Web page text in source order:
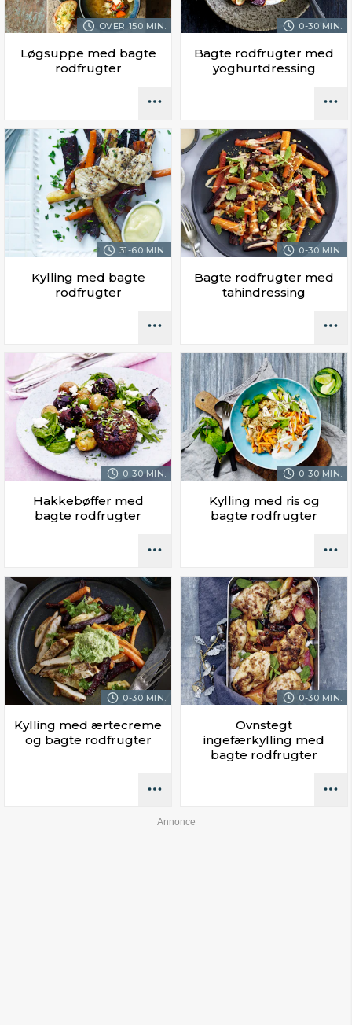
OVER 150 MIN.
Løgsuppe med bagte
rodfrugter
0-30 MIN.
Bagte rodfrugter med
yoghurtdressing
31-60 MIN.
Kylling med bagte
rodfrugter
0-30 MIN.
Bagte rodfrugter med
tahindressing
0-30 MIN.
Hakkebøffer med
bagte rodfrugter
0-30 MIN.
Kylling med ris og
bagte rodfrugter
0-30 MIN.
Kylling med ærtecreme
og bagte rodfrugter
0-30 MIN.
Ovnstegt
ingefærkylling med
bagte rodfrugter